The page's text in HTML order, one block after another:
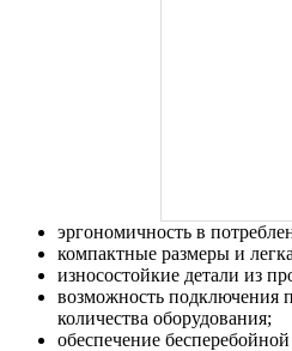
эргономичность в
компактные размеры и
износостойкие детали из
возможность подключения
количества оборудования;
обеспечение